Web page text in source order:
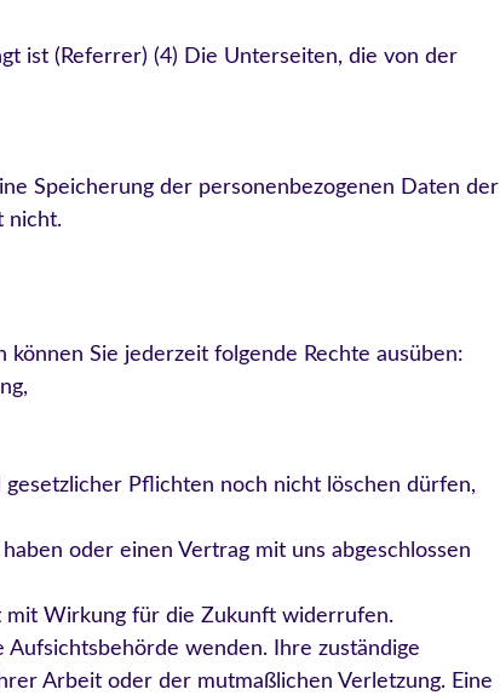
ist (Referrer) (4) Die Unterseiten, die von der
Speicherung der personenbezogenen Daten der
nicht.
Sie jederzeit folgende Rechte ausüben:
Pflichten noch nicht löschen dürfen,
oder einen Vertrag mit uns abgeschlossen
mit Wirkung für die Zukunft widerrufen.
wenden. Ihre zuständige
Arbeit oder der mutmaßlichen Verletzung. Eine